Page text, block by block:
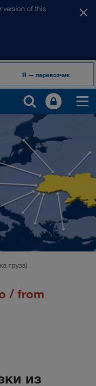
version of this
Я — перевозчик
груза)
/ from
из